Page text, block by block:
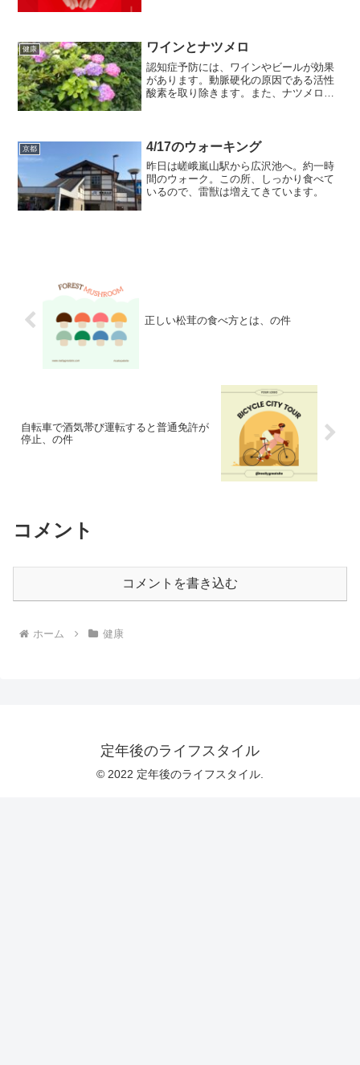
健康 ワインとナツメロ
認知症予防には、ワインやビールが効果
があります。動脈硬化の原因である活性
酸素を取り除きます。また、ナツメロ体
約を少し。
京都 4/17のウォーキング
昨日は嵯峨嵐山駅から広沢池へ。約一時
間のウォーク。この所、しっかり食べて
いるので、雷獣は増えてきています。
正しい松茸の食べ方とは、の件
自転車で酒気帯び運転すると普通免許が
停止、の件
コメント
コメントを書き込む
ホーム 健康
定年後のライフスタイル
© 2022 定年後のライフスタイル.